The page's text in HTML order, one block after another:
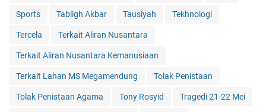
Sports Tabligh Akbar Tausiyah Tekhnologi
Tercela Terkait Aliran Nusantara
Terkait Aliran Nusantara Kemanusiaan
Terkait Lahan MS Megamendung Tolak Penistaan
Tolak Penistaan Agama Tony Rosyid Tragedi 21-22 Mei